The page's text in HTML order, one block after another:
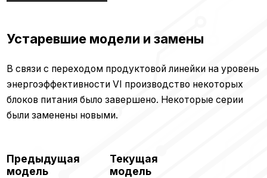
Устаревшие модели и замены
В связи с переходом продуктовой линейки на уровень
энергоэффективности VI производство некоторых
блоков питания было завершено. Некоторые серии
были заменены новыми.
Предыдущая
модель
Текущая
модель